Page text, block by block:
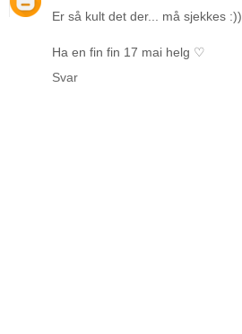
Er så kult det der... må sjekkes :))
Ha en fin fin 17 mai helg ♡
Svar